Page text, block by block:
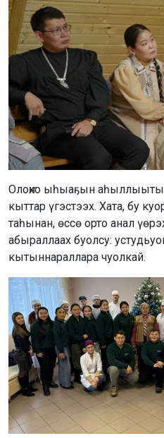
Олоҥхо ыһыаҕын
кыттар үгэстээх. Хата, бу
таһынан, өссө орто анал
абыраллаах буолсу:
кытыннараллара чуолкай.